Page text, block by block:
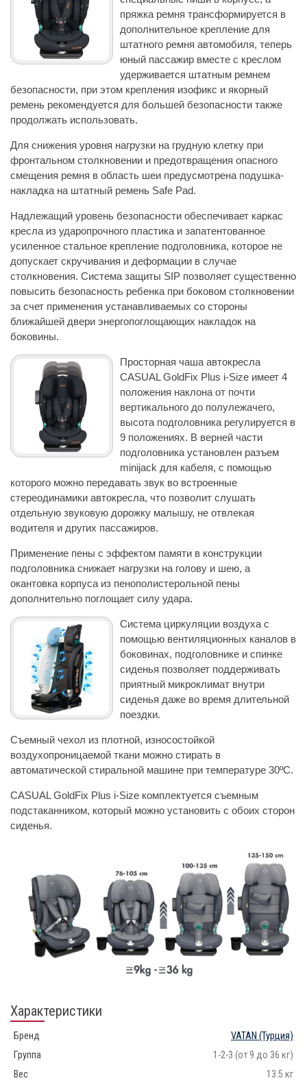
пряжка ремня трансформируется в
дополнительное крепление для
штатного ремня автомобиля, теперь
юный пассажир вместе с креслом
удерживается штатным ремнем
безопасности, при этом крепления изофикс и якорный
ремень рекомендуется для большей безопасности также
продолжать использовать.
Для снижения уровня нагрузки на грудную клетку при
фронтальном столкновении и предотвращения опасного
смещения ремня в область шеи предусмотрена подушка-
накладка на штатный ремень Safe Pad.
Надлежащий уровень безопасности обеспечивает каркас
кресла из ударопрочного пластика и запатентованное
усиленное стальное крепление подголовника, которое не
допускает скручивания и деформации в случае
столкновения. Система защиты SIP позволяет существенно
повысить безопасность ребенка при боковом столкновении
за счет применения устанавливаемых со стороны
ближайшей двери энергопоглощающих накладок на
боковины.
Просторная чаша автокресла
CASUAL GoldFix Plus i-Size имеет 4
положения наклона от почти
вертикального до полулежачего,
высота подголовника регулируется в
9 положениях. В верней части
подголовника установлен разъем
minijack для кабеля, с помощью
которого можно передавать звук во встроенные
стереодинамики автокресла, что позволит слушать
отдельную звуковую дорожку малышу, не отвлекая
водителя и других пассажиров.
Применение пены с эффектом памяти в конструкции
подголовника снижает нагрузки на голову и шею, а
окантовка корпуса из пенополистерольной пены
дополнительно поглощает силу удара.
Система циркуляции воздуха с
помощью вентиляционных каналов в
боковинах, подголовнике и спинке
сиденья позволяет поддерживать
приятный микроклимат внутри
сиденья даже во время длительной
поездки.
Съемный чехол из плотной, износостойкой
воздухопроницаемой ткани можно стирать в
автоматической стиральной машине при температуре 30ºC.
CASUAL GoldFix Plus i-Size комплектуется съемным
подстаканником, который можно установить с обоих сторон
сиденья.
Характеристики
Бренд VATAN (Турция)
Группа
1-2-3 (от 9 до 36 кг)
Вес
13.5 кг